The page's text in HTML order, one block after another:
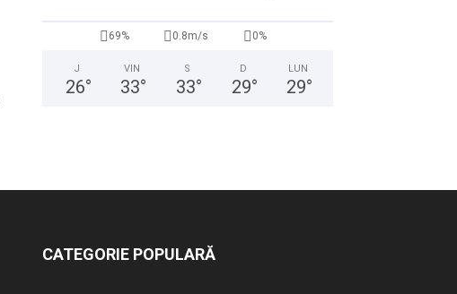
69% 0.8m/s 0%
J
26°
VIN
33°
S
33°
D
29°
LUN
29°
CATEGORIE POPULARĂ